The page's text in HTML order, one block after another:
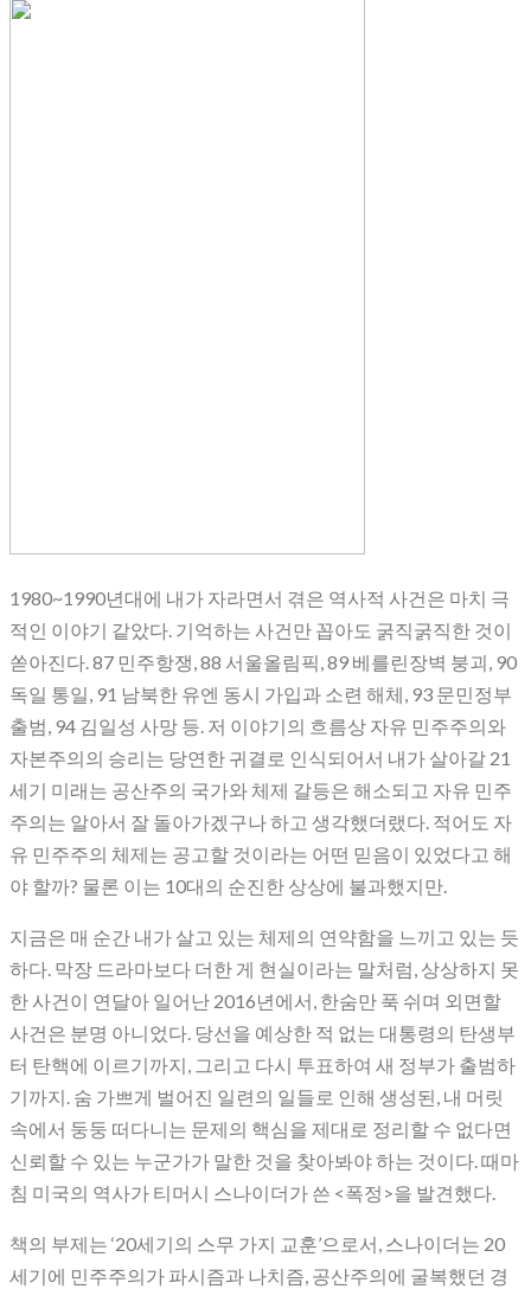
1980~1990년대에 내가 자라면서 겪은 역사적 사건은 마치 극
적인 이야기 같았다. 기억하는 사건만 꼽아도 굵직굵직한 것이
쏟아진다. 87 민주항쟁, 88 서울올림픽, 89 베를린장벽 붕괴, 90
독일 통일, 91 남북한 유엔 동시 가입과 소련 해체, 93 문민정부
출범, 94 김일성 사망 등. 저 이야기의 흐름상 자유 민주주의와
자본주의의 승리는 당연한 귀결로 인식되어서 내가 살아갈 21
세기 미래는 공산주의 국가와 체제 갈등은 해소되고 자유 민주
주의는 알아서 잘 돌아가겠구나 하고 생각했더랬다. 적어도 자
유 민주주의 체제는 공고할 것이라는 어떤 믿음이 있었다고 해
야 할까? 물론 이는 10대의 순진한 상상에 불과했지만.
지금은 매 순간 내가 살고 있는 체제의 연약함을 느끼고 있는 듯
하다. 막장 드라마보다 더한 게 현실이라는 말처럼, 상상하지 못
한 사건이 연달아 일어난 2016년에서, 한숨만 푹 쉬며 외면할
사건은 분명 아니었다. 당선을 예상한 적 없는 대통령의 탄생부
터 탄핵에 이르기까지, 그리고 다시 투표하여 새 정부가 출범하
기까지. 숨 가쁘게 벌어진 일련의 일들로 인해 생성된, 내 머릿
속에서 둥둥 떠다니는 문제의 핵심을 제대로 정리할 수 없다면
신뢰할 수 있는 누군가가 말한 것을 찾아봐야 하는 것이다. 때마
침 미국의 역사가 티머시 스나이더가 쓴 <폭정>을 발견했다.
책의 부제는 ‘20세기의 스무 가지 교훈’으로서, 스나이더는 20
세기에 민주주의가 파시즘과 나치즘, 공산주의에 굴복했던 경